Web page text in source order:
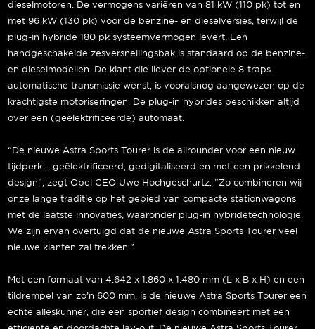
dieselmotoren. De vermogens variëren van 81 kW (110 pk) tot en
met 96 kW (130 pk) voor de benzine- en dieselversies, terwijl de
plug-in hybride 180 pk systeemvermogen levert. Een
handgeschakelde zesversnellingsbak is standaard op de benzine-
en dieselmodellen. De klant die liever de optionele 8-traps
automatische transmissie wenst, is vooralsnog aangewezen op de
krachtigste motoriseringen. De plug-in hybrides beschikken altijd
over een (geëlektrificeerde) automaat.
“De nieuwe Astra Sports Tourer is de allrounder voor een nieuw
tijdperk – geëlektrificeerd, gedigitaliseerd en met een prikkelend
design”, zegt Opel CEO Uwe Hochgeschurtz. “Zo combineren wij
onze lange traditie op het gebied van compacte stationwagons
met de laatste innovaties, waaronder plug-in hybridetechnologie.
We zijn ervan overtuigd dat de nieuwe Astra Sports Tourer veel
nieuwe klanten zal trekken.”
Met een formaat van 4.642 x 1.860 x 1.480 mm (L x B x H) en een
tildrempel van zo’n 600 mm, is de nieuwe Astra Sports Tourer een
echte alleskunner, die een sportief design combineert met een